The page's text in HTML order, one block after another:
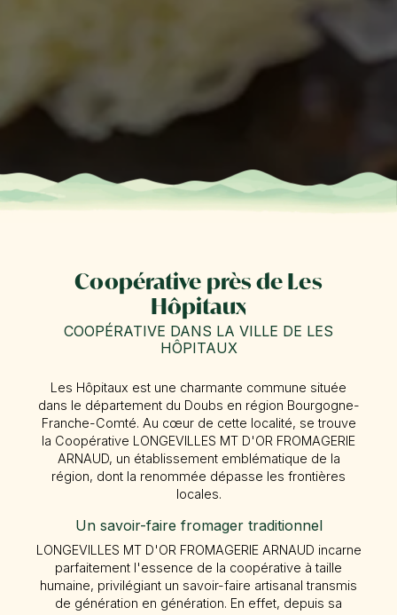
Coopérative près de Les
Hôpitaux
COOPÉRATIVE DANS LA VILLE DE LES
HÔPITAUX
Les Hôpitaux est une charmante commune située
dans le département du Doubs en région Bourgogne-
Franche-Comté. Au cœur de cette localité, se trouve
la Coopérative LONGEVILLES MT D'OR FROMAGERIE
ARNAUD, un établissement emblématique de la
région, dont la renommée dépasse les frontières
locales.
Un savoir-faire fromager traditionnel
LONGEVILLES MT D'OR FROMAGERIE ARNAUD incarne
parfaitement l'essence de la coopérative à taille
humaine, privilégiant un savoir-faire artisanal transmis
de génération en génération. En effet, depuis sa